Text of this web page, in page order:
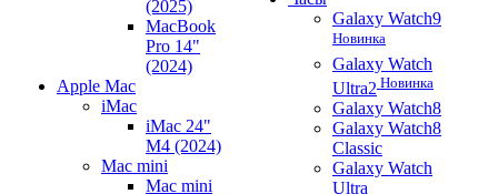
(2025)
MacBook
Pro 14"
(2024)
Apple Mac
iMac
iMac 24"
M4 (2024)
Mac mini
Mac mini
Galaxy Watch9
Новинка
Galaxy Watch
Ultra2 Новинка
Galaxy Watch8
Galaxy Watch8
Classic
Galaxy Watch
Ultra